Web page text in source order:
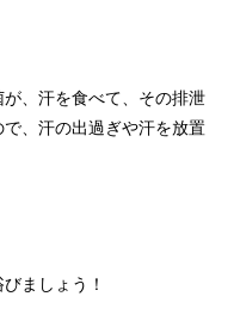
、汗を食べて、その排泄
、汗の出過ぎや汗を放置
ましょう！